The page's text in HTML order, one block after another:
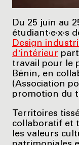
Du 25 juin au
étudiant·e·x·s
Design
d'intérieur
travail pour le
Bénin, en
(Association
promotion du
Territoires
collaboratif et
les valeurs